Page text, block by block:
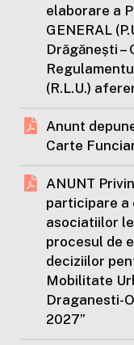
elaborare a
GENERAL
Drăgănești –
(R.L.U.)
Anunt
Carte
ANUNT
participare a
asociatiilor
procesul de
deciziilor
Mobilitate
Draganesti-
2027”